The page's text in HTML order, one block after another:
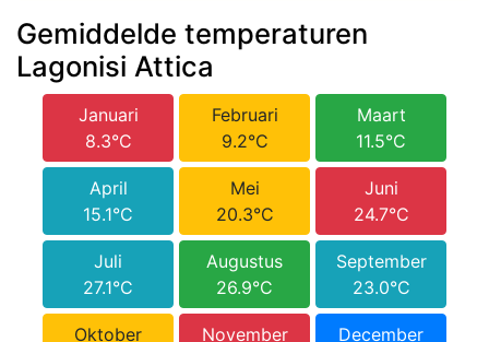
Gemiddelde temperaturen
Lagonisi Attica
Januari
8.3°C
Februari
9.2°C
Maart
11.5°C
April
15.1°C
Mei
20.3°C
Juni
24.7°C
Juli
27.1°C
Augustus
26.9°C
September
23.0°C
Oktober November December